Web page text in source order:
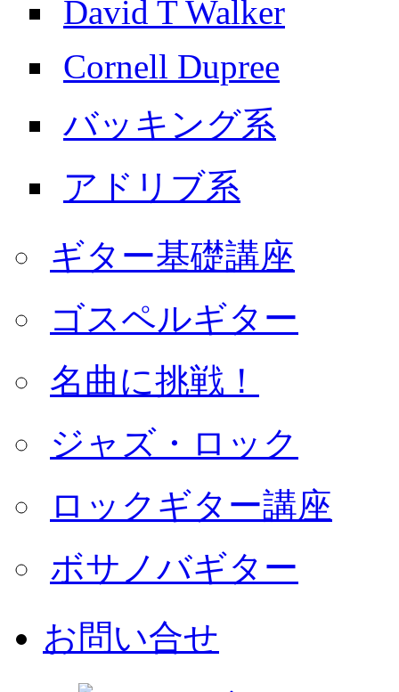
David T Walker
Cornell Dupree
バッキング系
アドリブ系
ギター基礎講座
ゴスペルギター
名曲に挑戦！
ジャズ・ロック
ロックギター講座
ボサノバギター
お問い合せ